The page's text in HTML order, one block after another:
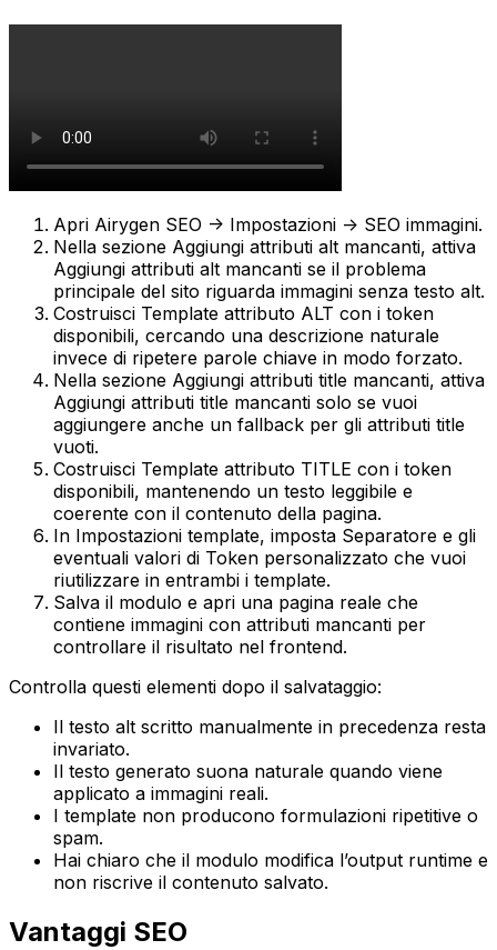
Apri Airygen SEO -> Impostazioni -> SEO immagini.
Nella sezione Aggiungi attributi alt mancanti, attiva
Aggiungi attributi alt mancanti se il problema
principale del sito riguarda immagini senza testo alt.
Costruisci Template attributo ALT con i token
disponibili, cercando una descrizione naturale
invece di ripetere parole chiave in modo forzato.
Nella sezione Aggiungi attributi title mancanti, attiva
Aggiungi attributi title mancanti solo se vuoi
aggiungere anche un fallback per gli attributi title
vuoti.
Costruisci Template attributo TITLE con i token
disponibili, mantenendo un testo leggibile e
coerente con il contenuto della pagina.
In Impostazioni template, imposta Separatore e gli
eventuali valori di Token personalizzato che vuoi
riutilizzare in entrambi i template.
Salva il modulo e apri una pagina reale che
contiene immagini con attributi mancanti per
controllare il risultato nel frontend.
Controlla questi elementi dopo il salvataggio:
Il testo alt scritto manualmente in precedenza resta
invariato.
Il testo generato suona naturale quando viene
applicato a immagini reali.
I template non producono formulazioni ripetitive o
spam.
Hai chiaro che il modulo modifica l’output runtime e
non riscrive il contenuto salvato.
Vantaggi SEO